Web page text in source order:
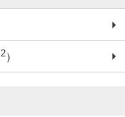
2）